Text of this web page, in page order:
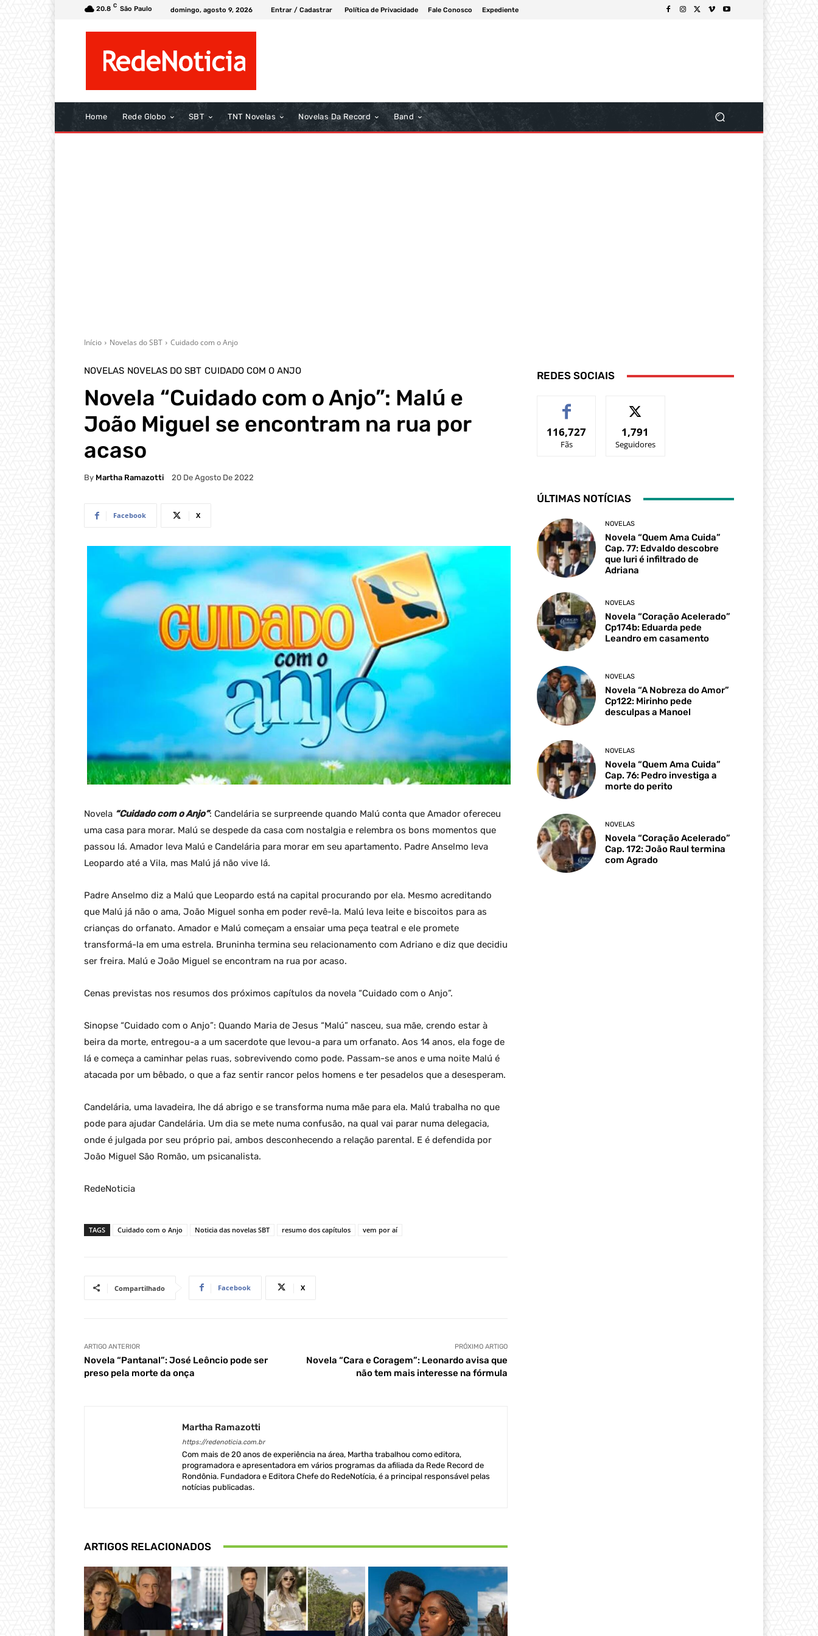
20.8 C São Paulo domingo, agosto 9, 2026 Entrar / Cadastrar Política de Privacidade Fale Conosco Expediente
Home Rede Globo SBT TNT Novelas Novelas Da Record Band
Início Novelas do SBT Cuidado com o Anjo
NOVELAS NOVELAS DO SBT CUIDADO COM O ANJO
Novela “Cuidado com o Anjo”: Malú e
João Miguel se encontram na rua por
acaso
By Martha Ramazotti 20 De Agosto De 2022
Facebook X
Novela “Cuidado com o Anjo”: Candelária se surpreende quando Malú conta que Amador ofereceu
uma casa para morar. Malú se despede da casa com nostalgia e relembra os bons momentos que
passou lá. Amador leva Malú e Candelária para morar em seu apartamento. Padre Anselmo leva
Leopardo até a Vila, mas Malú já não vive lá.
Padre Anselmo diz a Malú que Leopardo está na capital procurando por ela. Mesmo acreditando
que Malú já não o ama, João Miguel sonha em poder revê-la. Malú leva leite e biscoitos para as
crianças do orfanato. Amador e Malú começam a ensaiar uma peça teatral e ele promete
transformá-la em uma estrela. Bruninha termina seu relacionamento com Adriano e diz que decidiu
ser freira. Malú e João Miguel se encontram na rua por acaso.
Cenas previstas nos resumos dos próximos capítulos da novela “Cuidado com o Anjo”.
Sinopse “Cuidado com o Anjo”: Quando Maria de Jesus “Malú” nasceu, sua mãe, crendo estar à
beira da morte, entregou-a a um sacerdote que levou-a para um orfanato. Aos 14 anos, ela foge de
lá e começa a caminhar pelas ruas, sobrevivendo como pode. Passam-se anos e uma noite Malú é
atacada por um bêbado, o que a faz sentir rancor pelos homens e ter pesadelos que a desesperam.
Candelária, uma lavadeira, lhe dá abrigo e se transforma numa mãe para ela. Malú trabalha no que
pode para ajudar Candelária. Um dia se mete numa confusão, na qual vai parar numa delegacia,
onde é julgada por seu próprio pai, ambos desconhecendo a relação parental. E é defendida por
João Miguel São Romão, um psicanalista.
RedeNoticia
TAGS Cuidado com o Anjo Noticia das novelas SBT resumo dos capítulos vem por aí
Compartilhado Facebook X
ARTIGO ANTERIOR
Novela “Pantanal”: José Leôncio pode ser
preso pela morte da onça
PRÓXIMO ARTIGO
Novela “Cara e Coragem”: Leonardo avisa que
não tem mais interesse na fórmula
Martha Ramazotti
https://redenoticia.com.br
Com mais de 20 anos de experiência na área, Martha trabalhou como editora,
programadora e apresentadora em vários programas da afiliada da Rede Record de
Rondônia. Fundadora e Editora Chefe do RedeNotícia, é a principal responsável pelas
notícias publicadas.
ARTIGOS RELACIONADOS
REDES SOCIAIS
116,727
Fãs
1,791
Seguidores
ÚLTIMAS NOTÍCIAS
NOVELAS
Novela “Quem Ama Cuida”
Cap. 77: Edvaldo descobre
que Iuri é infiltrado de
Adriana
NOVELAS
Novela “Coração Acelerado”
Cp174b: Eduarda pede
Leandro em casamento
NOVELAS
Novela “A Nobreza do Amor”
Cp122: Mirinho pede
desculpas a Manoel
NOVELAS
Novela “Quem Ama Cuida”
Cap. 76: Pedro investiga a
morte do perito
NOVELAS
Novela “Coração Acelerado”
Cap. 172: João Raul termina
com Agrado